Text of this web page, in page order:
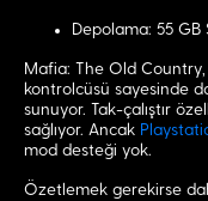
Depolama: 55 GB
Mafia: The Old Country,
kontrolcüsü sayesinde
sunuyor. Tak-çalıştır
sağlıyor. Ancak
mod desteği yok.
Özetlemek gerekirse